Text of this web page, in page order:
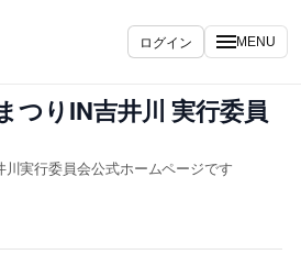
ログイン MENU
つりIN吉井川 実行委員
実行委員会公式ホームページです